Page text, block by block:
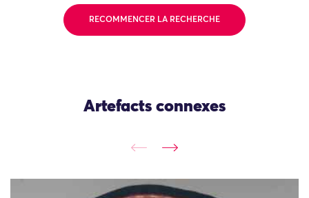
RECOMMENCER LA RECHERCHE
Artefacts connexes